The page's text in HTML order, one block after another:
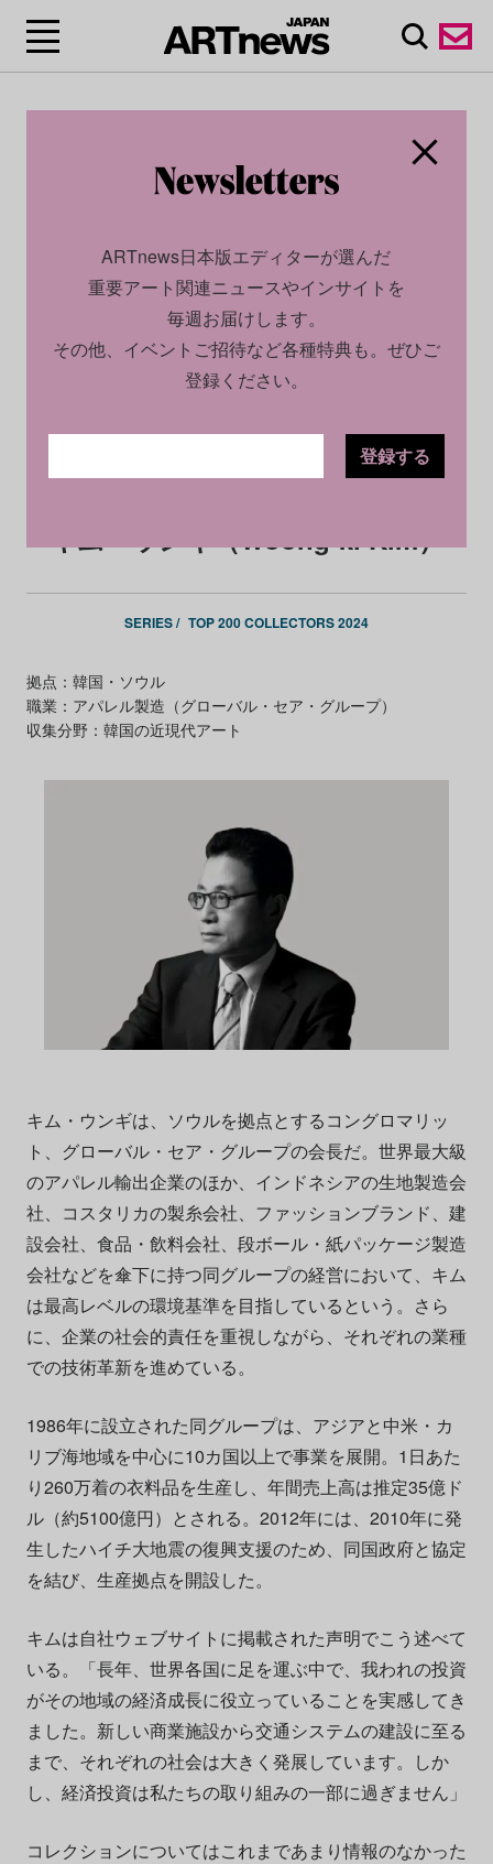
2024.12.23
キム・ウンギ（Woong-ki Kim）
SERIES / TOP 200 COLLECTORS 2024
拠点：韓国・ソウル
職業：アパレル製造（グローバル・セア・グループ）
収集分野：韓国の近現代アート
キム・ウンギは、ソウルを拠点とするコングロマリッ
ト、グローバル・セア・グループの会長だ。世界最大級
のアパレル輸出企業のほか、インドネシアの生地製造会
社、コスタリカの製糸会社、ファッションブランド、建
設会社、食品・飲料会社、段ボール・紙パッケージ製造
会社などを傘下に持つ同グループの経営において、キム
は最高レベルの環境基準を目指しているという。さら
に、企業の社会的責任を重視しながら、それぞれの業種
での技術革新を進めている。
1986年に設立された同グループは、アジアと中米・カ
リブ海地域を中心に10カ国以上で事業を展開。1日あた
り260万着の衣料品を生産し、年間売上高は推定35億ド
ル（約5100億円）とされる。2012年には、2010年に発
生したハイチ大地震の復興支援のため、同国政府と協定
を結び、生産拠点を開設した。
キムは自社ウェブサイトに掲載された声明でこう述べて
いる。「長年、世界各国に足を運ぶ中で、我われの投資
がその地域の経済成長に役立っていることを実感してき
ました。新しい商業施設から交通システムの建設に至る
まで、それぞれの社会は大きく発展しています。しか
し、経済投資は私たちの取り組みの一部に過ぎません」
コレクションについてはこれまであまり情報のなかった
ARTnews日本版エディターが選んだ
重要アート関連ニュースやインサイトを
毎週お届けします。
その他、イベントご招待など各種特典も。ぜひご
登録ください。
登録する